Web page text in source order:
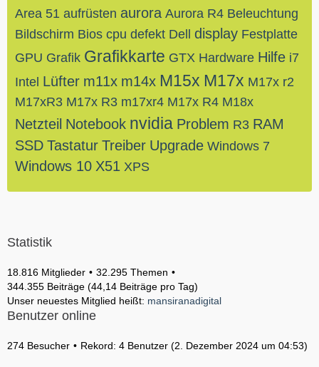
Area 51 aufrüsten aurora Aurora R4 Beleuchtung
Bildschirm Bios cpu defekt Dell display Festplatte
GPU Grafik Grafikkarte GTX Hardware Hilfe i7
Intel Lüfter m11x m14x M15x M17x M17x r2
M17xR3 M17x R3 m17xr4 M17x R4 M18x
Netzteil Notebook nvidia Problem R3 RAM
SSD Tastatur Treiber Upgrade Windows 7
Windows 10 X51 XPS
Statistik
18.816 Mitglieder
32.295 Themen
344.355 Beiträge (44,14 Beiträge pro Tag)
Unser neuestes Mitglied heißt: mansiranadigital
Benutzer online
274 Besucher Rekord: 4 Benutzer (2. Dezember 2024 um 04:53)